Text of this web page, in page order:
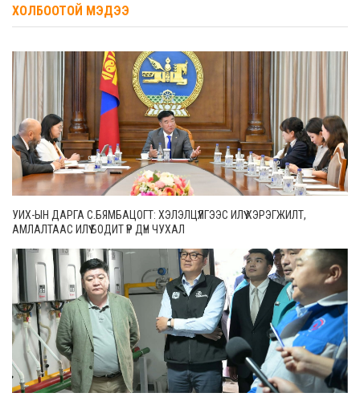
ХОЛБООТОЙ МЭДЭЭ
УИХ-ЫН ДАРГА С.БЯМБАЦОГТ: ХЭЛЭЛЦҮҮЛГЭЭС ИЛҮҮ ХЭРЭГЖИЛТ,
АМЛАЛТААС ИЛҮҮ БОДИТ ҮР ДҮН ЧУХАЛ